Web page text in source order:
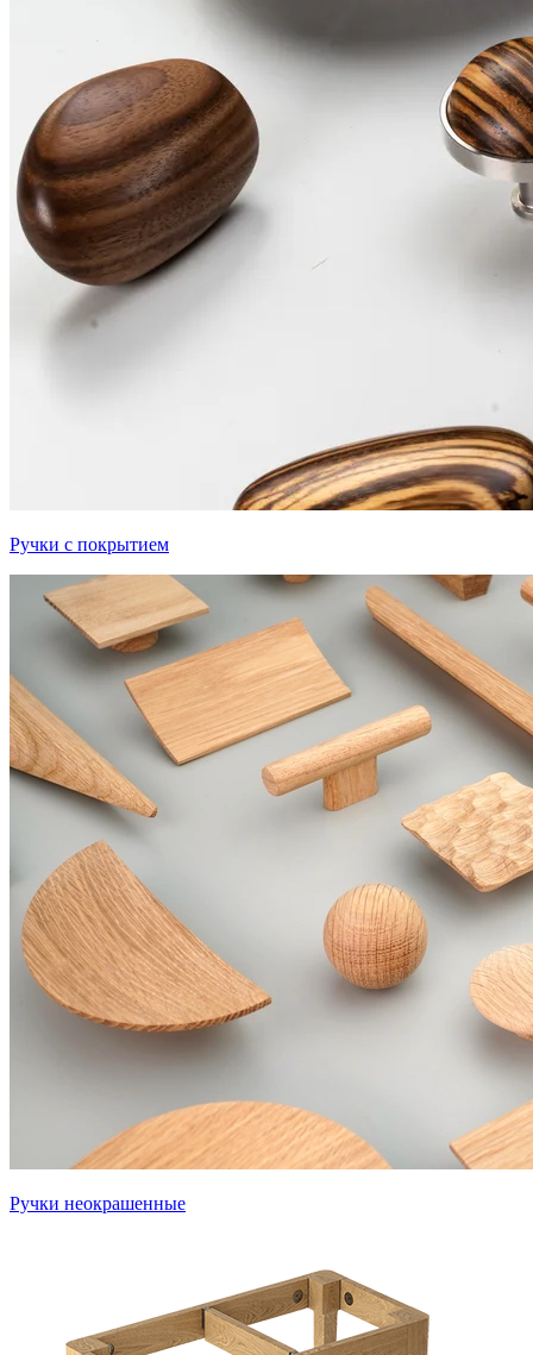
Ручки с покрытием
Ручки неокрашенные